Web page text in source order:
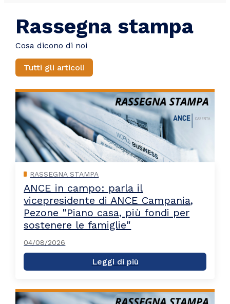
Rassegna stampa
Cosa dicono di noi
Tutti gli articoli
RASSEGNA STAMPA
ANCE in campo: parla il
vicepresidente di ANCE Campania,
Pezone "Piano casa, più fondi per
sostenere le famiglie"
04/08/2026
Leggi di più